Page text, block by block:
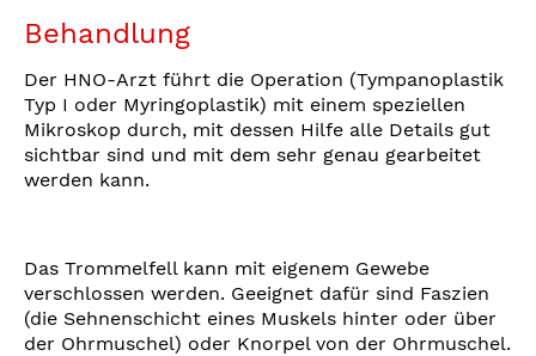
Behandlung
Der HNO-Arzt führt die Operation (Tympanoplastik
Typ I oder Myringoplastik) mit einem speziellen
Mikroskop durch, mit dessen Hilfe alle Details gut
sichtbar sind und mit dem sehr genau gearbeitet
werden kann.
Das Trommelfell kann mit eigenem Gewebe
verschlossen werden. Geeignet dafür sind Faszien
(die Sehnenschicht eines Muskels hinter oder über
der Ohrmuschel) oder Knorpel von der Ohrmuschel.